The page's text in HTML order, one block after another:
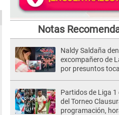
Notas
Naldy Saldaña
excompañero de
por presuntos
Partidos de Liga 1
del Torneo
programación,